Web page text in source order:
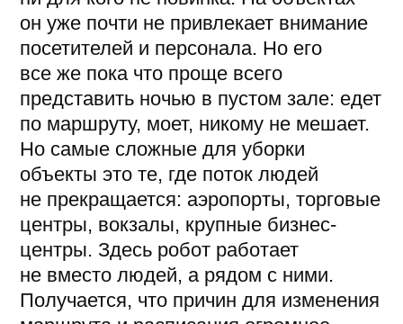
Получается, что причин для изменения
маршрута и расписания огромное
количество. В таких ситуациях
предсказуемое поведение особо
важно, и именно это превращает
привычную автоматизацию уборки
в отдельную инженерную задачу.
В зонах высокого трафика все тянет
в разные стороны: убирать нужно
быстро, потому что пол пачкается
постоянно, и одновременно безопасно,
потому что вокруг живые люди,
чемоданы и тележки. Добавьте
круглосуточный режим и сценарии
в духе «где-то поездит и что-то
уберет» здесь просто не работают.
В этой статье разберем, чем
отличается уборка помещений